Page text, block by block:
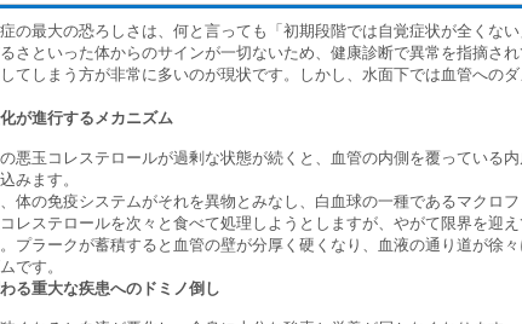
の最大の恐ろしさは、何と言っても「初期段階では自覚症状が全くな
さといった体からのサインが一切ないため、健康診断で異常を指摘さ
てしまう方が非常に多いのが現状です。しかし、水面下では血管への
が進行するメカニズム
悪玉コレステロールが過剰な状態が続くと、血管の内側を覆っている
みます。
体の免疫システムがそれを異物とみなし、白血球の一種であるマクロ
レステロールを次々と食べて処理しようとしますが、やがて限界を迎
プラークが蓄積すると血管の壁が分厚く硬くなり、血液の通り道が徐
です。
る重大な疾患へのドミノ倒し